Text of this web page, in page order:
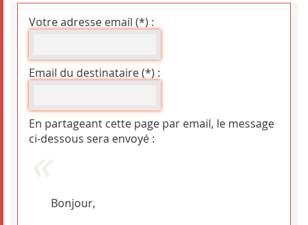
Votre adresse email (*) :
Email du destinataire (*) :
En partageant cette page par email, le message
ci-dessous sera envoyé :
Bonjour,